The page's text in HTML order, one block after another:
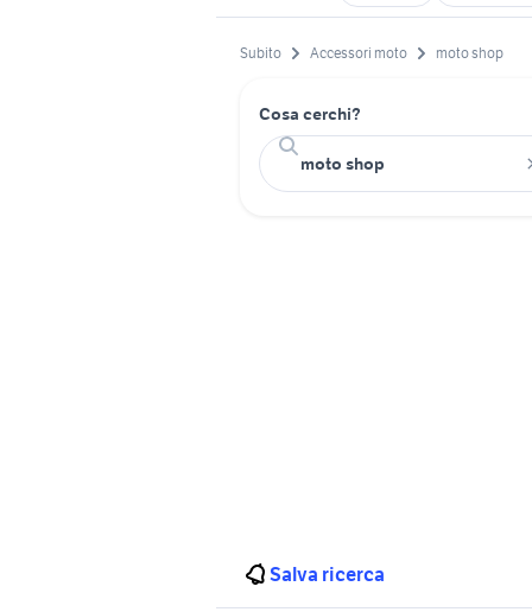
Subito Accessori moto moto shop
Cosa cerchi?
Salva ricerca